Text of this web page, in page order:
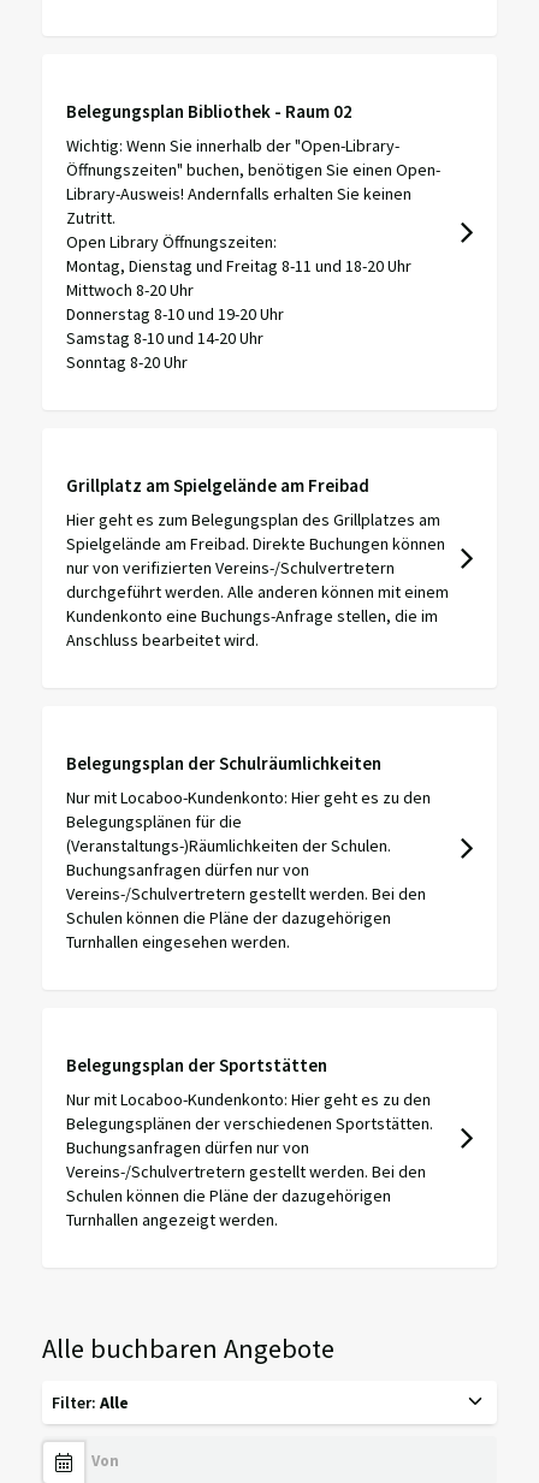
Belegungsplan Bibliothek - Raum 02
Wichtig: Wenn Sie innerhalb der "Open-Library-
Öffnungszeiten" buchen, benötigen Sie einen Open-
Library-Ausweis! Andernfalls erhalten Sie keinen
Zutritt.
Open Library Öffnungszeiten:
Montag, Dienstag und Freitag 8-11 und 18-20 Uhr
Mittwoch 8-20 Uhr
Donnerstag 8-10 und 19-20 Uhr
Samstag 8-10 und 14-20 Uhr
Sonntag 8-20 Uhr
Grillplatz am Spielgelände am Freibad
Hier geht es zum Belegungsplan des Grillplatzes am
Spielgelände am Freibad. Direkte Buchungen können
nur von verifizierten Vereins-/Schulvertretern
durchgeführt werden. Alle anderen können mit einem
Kundenkonto eine Buchungs-Anfrage stellen, die im
Anschluss bearbeitet wird.
Belegungsplan der Schulräumlichkeiten
Nur mit Locaboo-Kundenkonto: Hier geht es zu den
Belegungsplänen für die
(Veranstaltungs-)Räumlichkeiten der Schulen.
Buchungsanfragen dürfen nur von
Vereins-/Schulvertretern gestellt werden. Bei den
Schulen können die Pläne der dazugehörigen
Turnhallen eingesehen werden.
Belegungsplan der Sportstätten
Nur mit Locaboo-Kundenkonto: Hier geht es zu den
Belegungsplänen der verschiedenen Sportstätten.
Buchungsanfragen dürfen nur von
Vereins-/Schulvertretern gestellt werden. Bei den
Schulen können die Pläne der dazugehörigen
Turnhallen angezeigt werden.
Alle buchbaren Angebote
Filter: Alle